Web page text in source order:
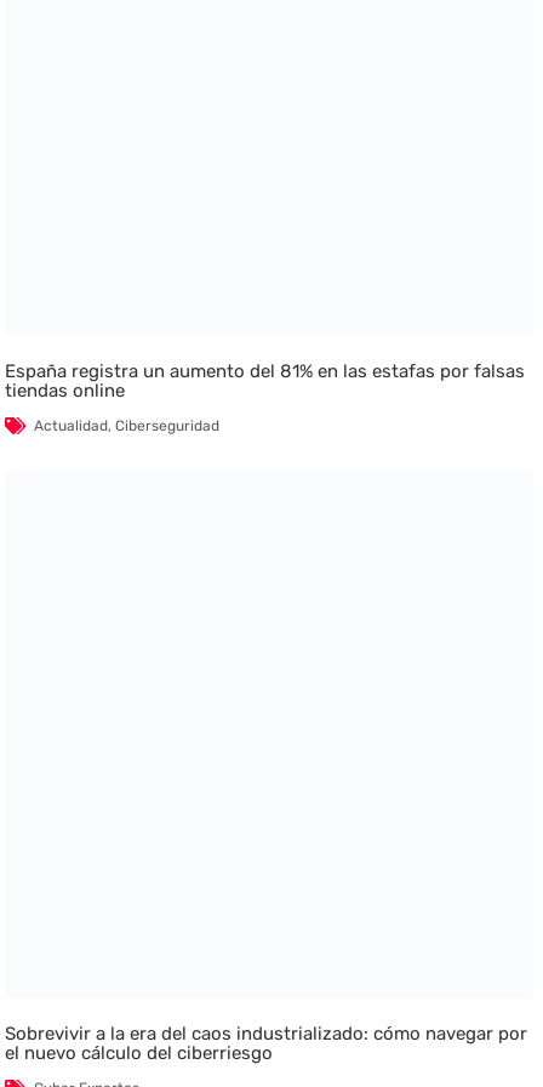
España registra un aumento del 81% en las estafas por falsas
tiendas online
Actualidad,Ciberseguridad
Sobrevivir a la era del caos industrializado: cómo navegar por
el nuevo cálculo del ciberriesgo